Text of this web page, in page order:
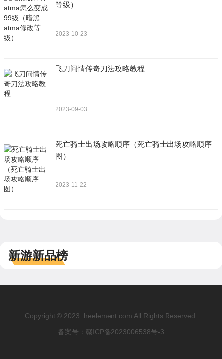
等级）
2023-10-23
飞刀问情传奇刀法攻略教程
2023-09-03
死亡骑士出场攻略顺序（死亡骑士出场攻略顺序
图）
2023-11-22
新游新品榜
Copyright © 2023. heelement.com All Rights Reserved.
备案号： 赣ICP备2023006538号-3